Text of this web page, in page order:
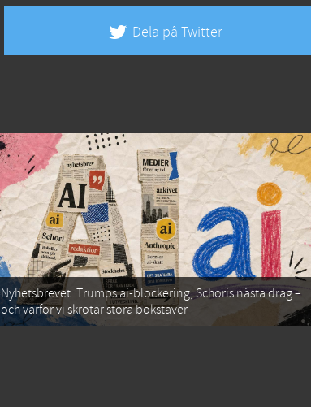
Dela på Twitter
Nyhetsbrevet: Trumps ai-blockering, Schoris nästa drag –
och varför vi skrotar stora bokstäver